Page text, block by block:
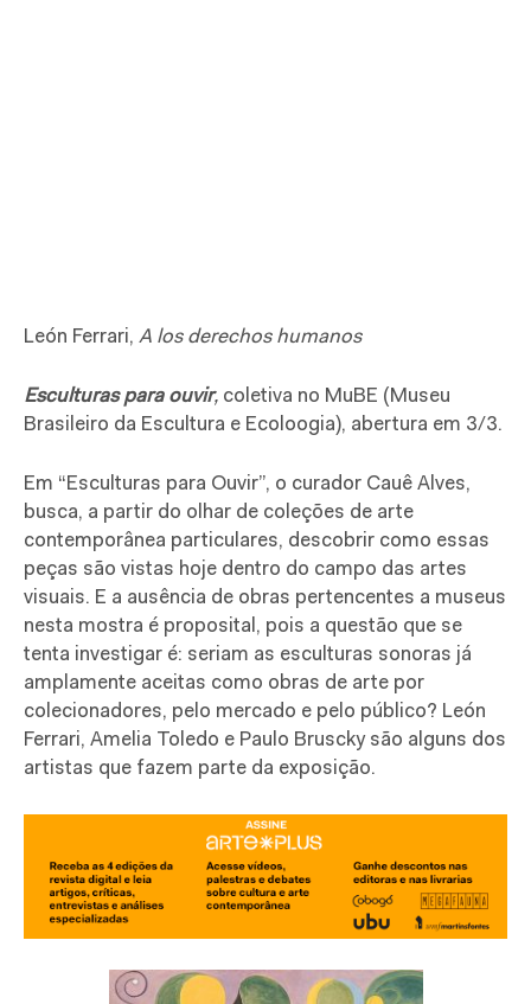
León Ferrari, A los derechos humanos
Esculturas para ouvir, coletiva no MuBE (Museu
Brasileiro da Escultura e Ecoloogia), abertura em 3/3.
Em “Esculturas para Ouvir”, o curador Cauê Alves,
busca, a partir do olhar de coleções de arte
contemporânea particulares, descobrir como essas
peças são vistas hoje dentro do campo das artes
visuais. E a ausência de obras pertencentes a museus
nesta mostra é proposital, pois a questão que se
tenta investigar é: seriam as esculturas sonoras já
amplamente aceitas como obras de arte por
colecionadores, pelo mercado e pelo público? León
Ferrari, Amelia Toledo e Paulo Bruscky são alguns dos
artistas que fazem parte da exposição.